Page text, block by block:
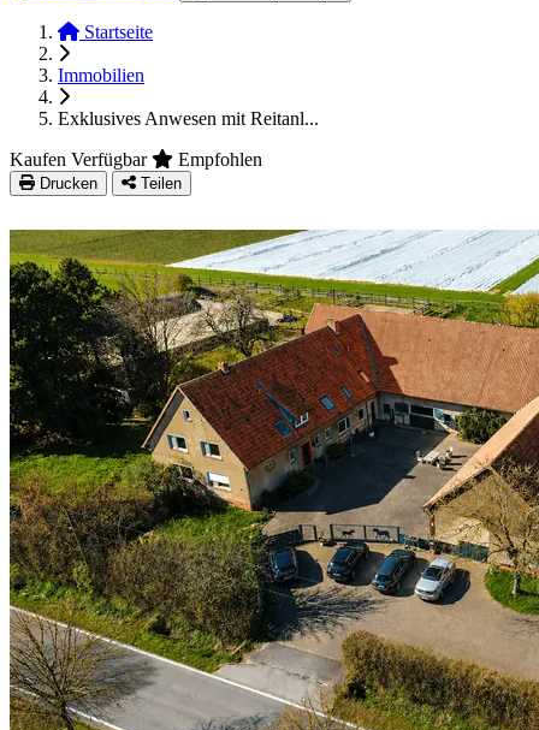
Startseite
Immobilien
Exklusives Anwesen mit Reitanl...
Kaufen Verfügbar Empfohlen
Drucken Teilen